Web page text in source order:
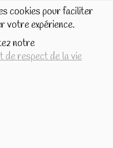
cookies pour faciliter
votre expérience.
notre
de respect de la vie